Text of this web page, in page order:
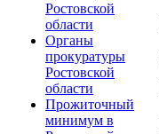
Ростовской
области
Органы
прокуратуры
Ростовской
области
Прожиточный
минимум в